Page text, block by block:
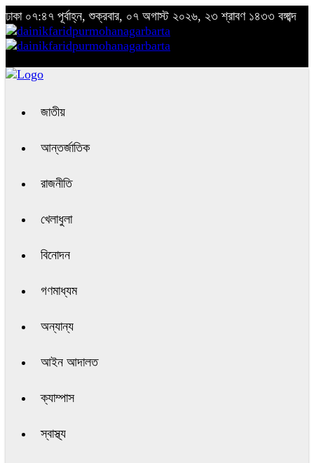
ঢাকা ০৭:৪৭ পূর্বাহ্ন, শুক্রবার, ০৭ অগাস্ট ২০২৬, ২৩ শ্রাবণ ১৪৩৩ বঙ্গাব্দ
জাতীয়
আন্তর্জাতিক
রাজনীতি
খেলাধুলা
বিনোদন
গণমাধ্যম
অন্যান্য
আইন আদালত
ক্যাম্পাস
স্বাস্থ্য